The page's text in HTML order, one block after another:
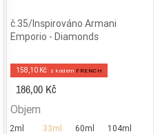
č.35/Inspirováno Armani
Emporio - Diamonds
158,10 Kč z kodem FRENCH
186,00 Kč
Objem
2ml 33ml 60ml 104ml